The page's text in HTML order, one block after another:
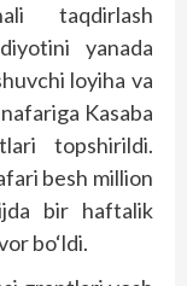
taqdirlash
yanada
loyiha va
Kasaba
topshirildi.
besh million
bir haftalik
bo‘ldi.